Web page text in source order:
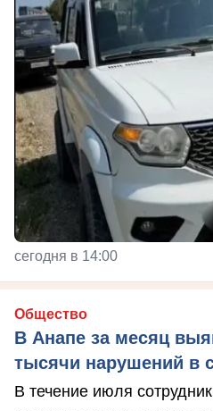
сегодня в 14:00
Общество
В Анапе за месяц
тысячи нарушений в
В течение июля